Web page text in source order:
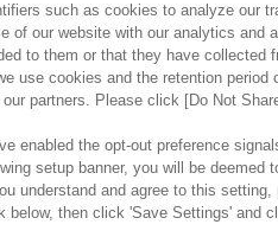
食品のご
such as cookies to analyze our
of our website with our analytics and
to them or that they have
use cookies and the retention
partners. Please click [Do Not
enabled the opt-out preference
setup banner, you will be
understand and agree to this
below, then click 'Save Settings' and